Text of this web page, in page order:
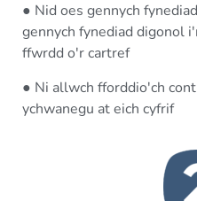
● Nid oes gennych
gennych fynediad digonol
ffwrdd o'r cartref
● Ni allwch fforddio'ch
ychwanegu at eich cyfrif